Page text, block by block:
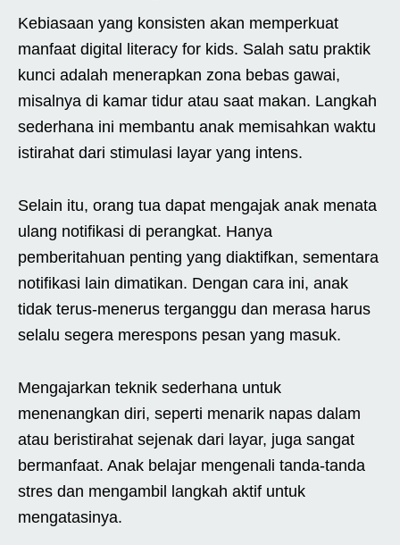
Kebiasaan yang konsisten akan memperkuat
manfaat digital literacy for kids. Salah satu praktik
kunci adalah menerapkan zona bebas gawai,
misalnya di kamar tidur atau saat makan. Langkah
sederhana ini membantu anak memisahkan waktu
istirahat dari stimulasi layar yang intens.
Selain itu, orang tua dapat mengajak anak menata
ulang notifikasi di perangkat. Hanya
pemberitahuan penting yang diaktifkan, sementara
notifikasi lain dimatikan. Dengan cara ini, anak
tidak terus-menerus terganggu dan merasa harus
selalu segera merespons pesan yang masuk.
Mengajarkan teknik sederhana untuk
menenangkan diri, seperti menarik napas dalam
atau beristirahat sejenak dari layar, juga sangat
bermanfaat. Anak belajar mengenali tanda-tanda
stres dan mengambil langkah aktif untuk
mengatasinya.